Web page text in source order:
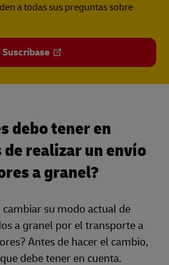
a todas sus preguntas sobre
Suscríbase
debo tener en
realizar un envío
a granel?
cambiar su modo actual de
a granel por el transporte a
Antes de hacer el cambio,
debe tener en cuenta.